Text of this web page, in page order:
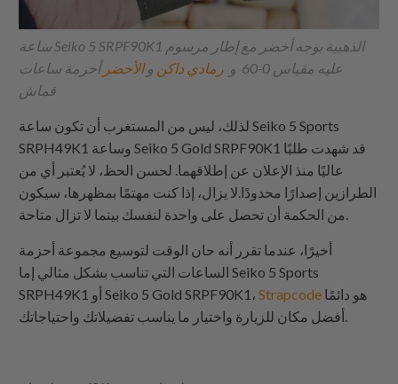
ساعة Seiko 5 SRPF90K1 الذهبية بوجه أخضر مع إطار مرسوم
عليه مقياس 0-60 و
رمادي داكن والأخضر أحزمة ساعات
قماش
لذلك، ليس من المستغرب أن تكون ساعة Seiko 5 Sports
SRPH49K1 وساعة Seiko 5 Gold SRPF90K1 قد شهدت طلبًا
عاليًا منذ الإعلان عن إطلاقهما. لحسن الحظ، لا يُعتبر أي من
الطرازين إصدارًا محدودًا.لا يزال، إذا كنت مهتمًا بمظهرها، سيكون
من الحكمة أن تحصل على واحدة لنفسك بينما لا تزال متاحة.
أخيرًا، عندما تقرر أنه حان الوقت لتوسيع مجموعة أحزمة
الساعات التي تناسب بشكل مثالي إما Seiko 5 Sports
SRPH49K1 أو Seiko 5 Gold SRPF90K1،Strapcode
أفضل مكان للزيارة واختيار ما يناسب تفضيلاتك واحتياجاتك.